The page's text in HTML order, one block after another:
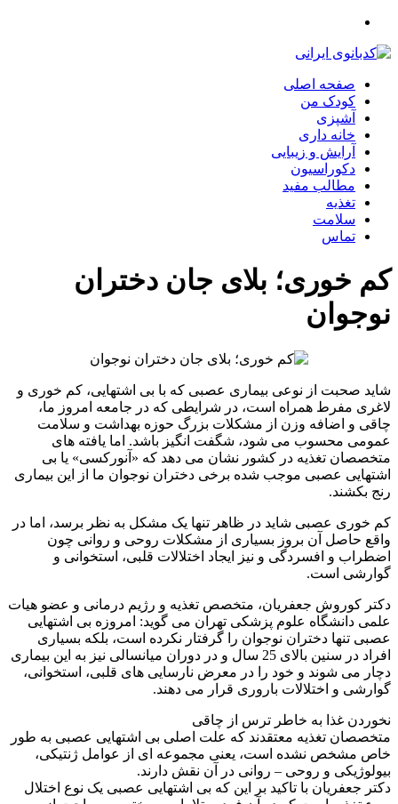
صفحه اصلی
کودک من
آشپزی
خانه داری
آرایش و زیبایی
دکوراسیون
مطالب مفید
تغذیه
سلامت
تماس
کم خوری؛ بلای جان دختران
نوجوان
شاید صحبت از نوعی بیماری عصبی که با بی اشتهایی، کم خوری و
لاغری مفرط همراه است، در شرایطی که در جامعه امروز ما،
چاقی و اضافه وزن از مشکلات بزرگ حوزه بهداشت و سلامت
عمومی محسوب می شود، شگفت انگیز باشد. اما یافته های
متخصصان تغذیه در کشور نشان می دهد که «آنورکسی» یا بی
اشتهایی عصبی موجب شده برخی دختران نوجوان ما از این بیماری
رنج بکشند.
کم خوری عصبی شاید در ظاهر تنها یک مشکل به نظر برسد، اما در
واقع حاصل آن بروز بسیاری از مشکلات روحی و روانی چون
اضطراب و افسردگی و نیز ایجاد اختلالات قلبی، استخوانی و
گوارشی است.
دکتر کوروش جعفریان، متخصص تغذیه و رژیم درمانی و عضو هیات
علمی دانشگاه علوم پزشکی تهران می گوید: امروزه بی اشتهایی
عصبی تنها دختران نوجوان را گرفتار نکرده است، بلکه بسیاری
افراد در سنین بالای 25 سال و در دوران میانسالی نیز به این بیماری
دچار می شوند و خود را در معرض نارسایی های قلبی، استخوانی،
گوارشی و اختلالات باروری قرار می دهند.
نخوردن غذا به خاطر ترس از چاقی
متخصصان تغذیه معتقدند که علت اصلی بی اشتهایی عصبی به طور
خاص مشخص نشده است، یعنی مجموعه ای از عوامل ژنتیکی،
بیولوژیکی و روحی – روانی در آن نقش دارند.
دکتر جعفریان با تاکید بر این که بی اشتهایی عصبی یک نوع اختلال